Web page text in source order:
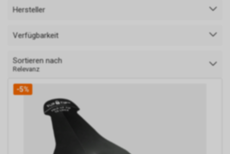
Hersteller
Verfügbarkeit
Sortieren nach
Relevanz
-5%